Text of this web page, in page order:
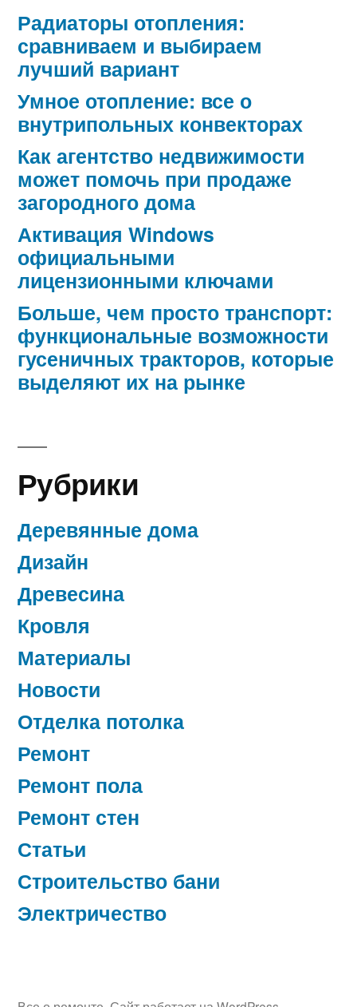
Радиаторы отопления:
сравниваем и выбираем
лучший вариант
Умное отопление: все о
внутрипольных конвекторах
Как агентство недвижимости
может помочь при продаже
загородного дома
Активация Windows
официальными
лицензионными ключами
Больше, чем просто транспорт:
функциональные возможности
гусеничных тракторов, которые
выделяют их на рынке
Рубрики
Деревянные дома
Дизайн
Древесина
Кровля
Материалы
Новости
Отделка потолка
Ремонт
Ремонт пола
Ремонт стен
Статьи
Строительство бани
Электричество